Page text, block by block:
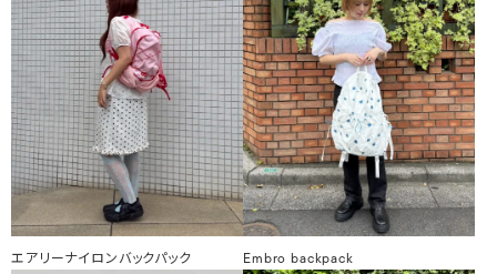
エアリーナイロンバックパック Embro backpack